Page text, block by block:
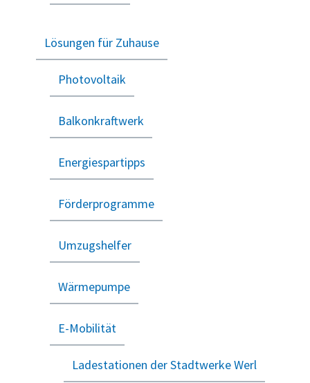
Lösungen für Zuhause
Photovoltaik
Balkonkraftwerk
Energiespartipps
Förderprogramme
Umzugshelfer
Wärmepumpe
E-Mobilität
Ladestationen der Stadtwerke Werl